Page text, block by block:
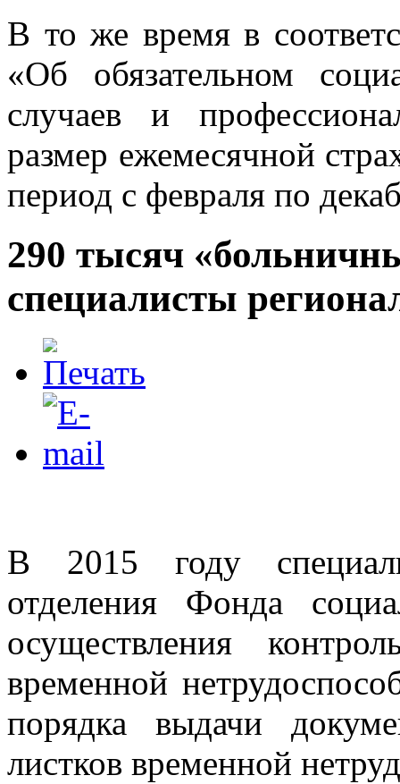
В то же время в
«Об обязательном
случаев и
размер ежемесячной
период с февраля по
290 тысяч
специалисты
В 2015 году
отделения Фонда
осуществления
временной
порядка выдачи
листков временной